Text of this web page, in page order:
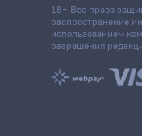
18+ Все права
распространение
использованием
разрешения